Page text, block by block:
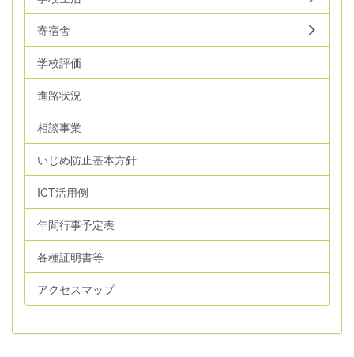
寄宿舎
学校評価
進路状況
相談事業
いじめ防止基本方針
ICT活用例
年間行事予定表
各種証明書等
アクセスマップ